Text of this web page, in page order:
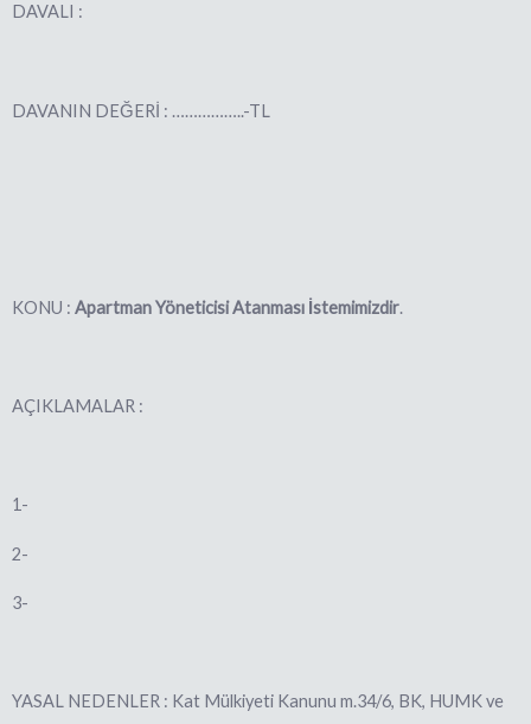
DAVALI :
DAVANIN DEĞERİ : ……………..-TL
KONU : Apartman Yöneticisi Atanması İstemimizdir.
AÇIKLAMALAR :
1-
2-
3-
YASAL NEDENLER : Kat Mülkiyeti Kanunu m.34/6, BK, HU MK ve